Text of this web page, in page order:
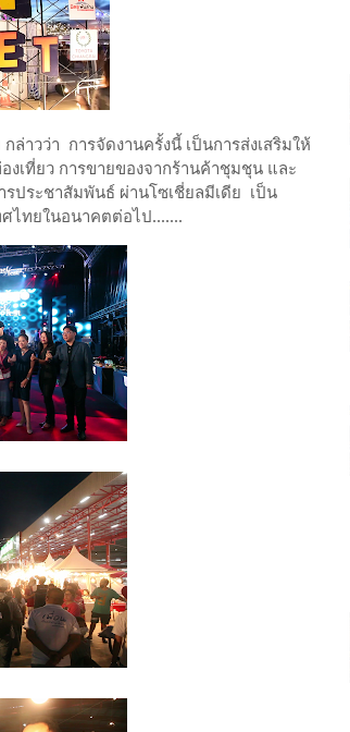
าวว่า การจัดงานครั้งนี้ เป็นการส่งเสริมให้
เที่ยว การขายของจากร้านค้าชุมชุน และ
รประชาสัมพันธ์ ผ่านโซเชี่ยลมีเดีย เป็น
ไทยในอนาคตต่อไป.......